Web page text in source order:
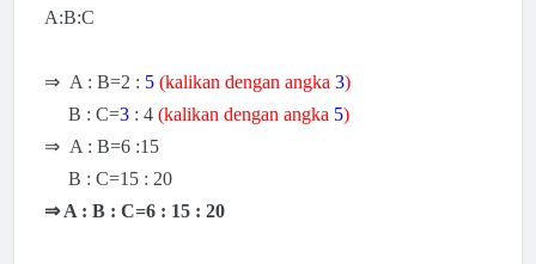
A:B:C
⇒ A : B=2 : 5 (kalikan dengan angka 3)
B : C=3: 4 (kalikan dengan angka 5)
⇒ A : B=6 :15
B : C=15 : 20
⇒ A : B : C=6 : 15 : 20